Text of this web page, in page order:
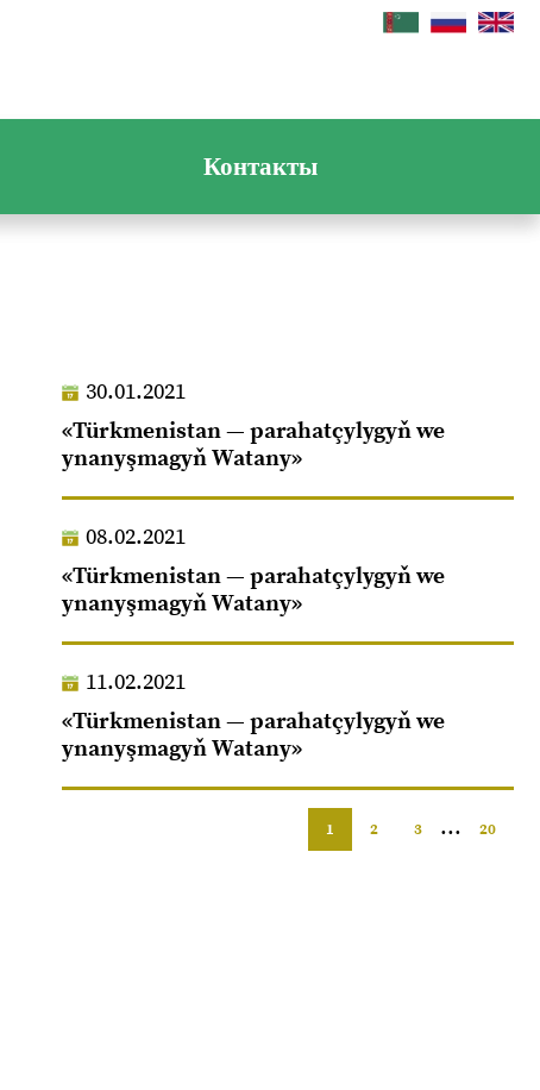
Контакты
30.01.2021
«Türkmenistan — parahatçylygyň we
ynanyşmagyň Watany»
08.02.2021
«Türkmenistan — parahatçylygyň we
ynanyşmagyň Watany»
11.02.2021
«Türkmenistan — parahatçylygyň we
ynanyşmagyň Watany»
1 2 3 ... 20